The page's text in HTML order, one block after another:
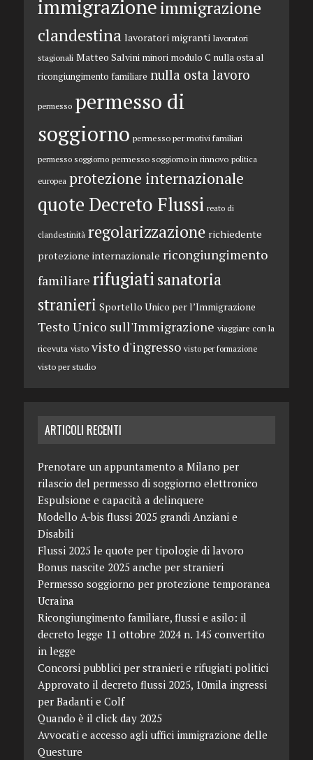
immigrazioneimmigrazione
clandestina lavoratori migranti lavoratori
stagionali Matteo Salvini minori modulo C nulla osta al
ricongiungimento familiare nulla osta lavoro
permesso permesso di
soggiorno permesso per motivi familiari
permesso soggiorno permesso soggiorno in rinnovo politica
europea protezione internazionale
quote Decreto Flussi reato di
clandestinità regolarizzazione richiedente
protezione internazionale ricongiungimento
familiare rifugiatisanatoria
stranieri Sportello Unico per l’Immigrazione
Testo Unico sull'Immigrazione viaggiare con la
ricevuta visto visto d'ingresso visto per formazione
visto per studio
ARTICOLI RECENTI
Prenotare un appuntamento a Milano per
rilascio del permesso di soggiorno elettronico
Espulsione e capacità a delinquere
Modello A-bis flussi 2025 grandi Anziani e
Disabili
Flussi 2025 le quote per tipologie di lavoro
Bonus nascite 2025 anche per stranieri
Permesso soggiorno per protezione temporanea
Ucraina
Ricongiungimento familiare, flussi e asilo: il
decreto legge 11 ottobre 2024 n. 145 convertito
in legge
Concorsi pubblici per stranieri e rifugiati politici
Approvato il decreto flussi 2025, 10mila ingressi
per Badanti e Colf
Quando è il click day 2025
Avvocati e accesso agli uffici immigrazione delle
Questure